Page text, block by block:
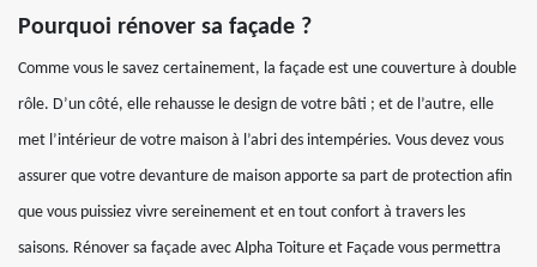
Pourquoi rénover sa façade ?
Comme vous le savez certainement, la façade est une couverture à double
rôle. D’un côté, elle rehausse le design de votre bâti ; et de l’autre, elle
met l’intérieur de votre maison à l’abri des intempéries. Vous devez vous
assurer que votre devanture de maison apporte sa part de protection afin
que vous puissiez vivre sereinement et en tout confort à travers les
saisons. Rénover sa façade avec Alpha Toiture et Façade vous permettra